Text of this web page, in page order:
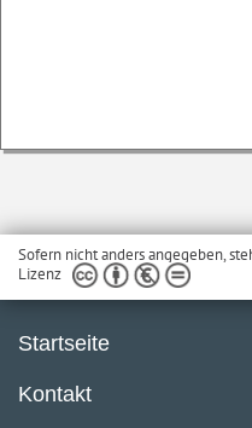
Sofern nicht anders angegeben,
Lizenz
Startseite
Kontakt